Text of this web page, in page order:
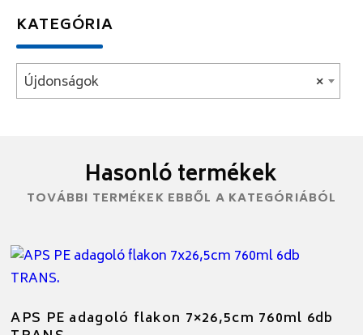
KATEGÓRIA
×
Újdonságok
Hasonló termékek
TOVÁBBI TERMÉKEK EBBŐL A KATEGÓRIÁBÓL
APS PE adagoló flakon 7×26,5cm 760ml 6db